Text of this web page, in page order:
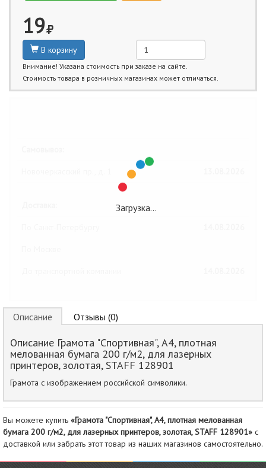
19
В корзину
Внимание! Указана стоимость при заказе на сайте.
Стоимость товара в розничных магазинах может отличаться.
Загрузка…
Описание Отзывы (0)
Описание Грамота "Спортивная", А4, плотная
мелованная бумага 200 г/м2, для лазерных
принтеров, золотая, STAFF 128901
Грамота с изображением российской символики.
Вы можете купить «Грамота "Спортивная", А4, плотная мелованная
бумага 200 г/м2, для лазерных принтеров, золотая, STAFF 128901» с
доставкой или забрать этот товар из наших магазинов самостоятельно.